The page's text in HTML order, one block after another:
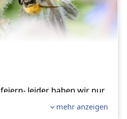
leider haben wir nur
aber Reelsmehr anzeigen